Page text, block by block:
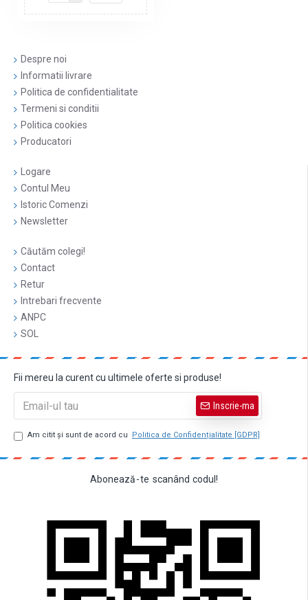
Despre noi
Informatii livrare
Politica de confidentialitate
Termeni si conditii
Politica cookies
Producatori
Logare
Contul Meu
Istoric Comenzi
Newsletter
Căutăm colegi!
Contact
Retur
Intrebari frecvente
ANPC
SOL
Fii mereu la curent cu ultimele oferte si produse!
Inscrie-ma
Am citit şi sunt de acord cu Politica de Confidențialitate [GDPR]
Abonează-te scanând codul!